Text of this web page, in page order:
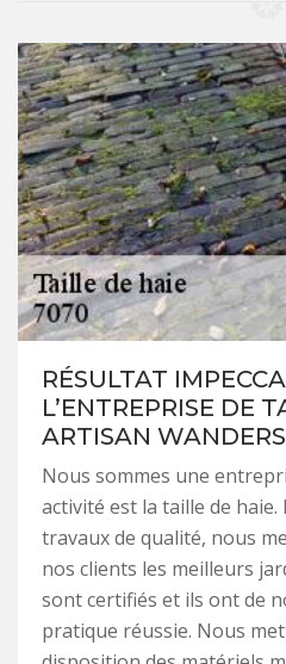
RÉSULTAT
L’ENTREPRISE DE
ARTISAN
Nous sommes une
activité est la taille de
travaux de qualité, nous
nos clients les meilleurs
sont certifiés et ils ont de
pratique réussie. Nous